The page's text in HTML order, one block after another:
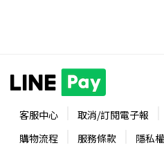
客服中心 取消/訂閱電子報
購物流程
服務條款 隱私